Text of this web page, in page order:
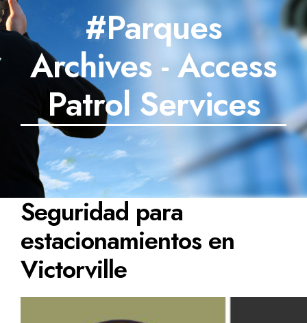
#Parques
Archives - Access
Patrol Services
Seguridad para
estacionamientos en
Victorville